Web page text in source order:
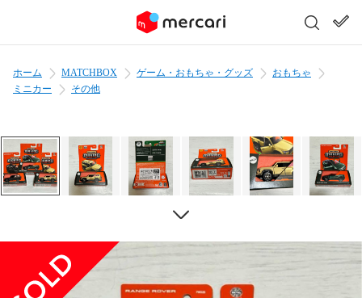
ホーム MATCHBOX ゲーム・おもちゃ・グッズ
おもちゃ
ミニカー
その他